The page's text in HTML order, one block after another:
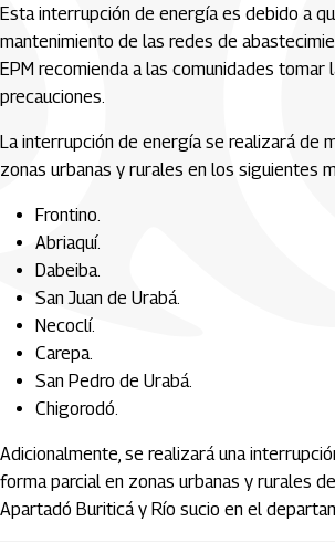
Esta interrupción de energía es debido a
mantenimiento de las redes de
EPM recomienda a las comunidades tomar
precauciones.
La interrupción de energía se realizará de
zonas urbanas y rurales en los siguientes
Frontino.
Abriaquí.
Dabeiba.
San Juan de Urabá.
Necoclí.
Carepa.
San Pedro de Urabá.
Chigorodó.
Adicionalmente, se realizará una
forma parcial en zonas urbanas y rurales
Apartadó Buriticá y Río sucio en el